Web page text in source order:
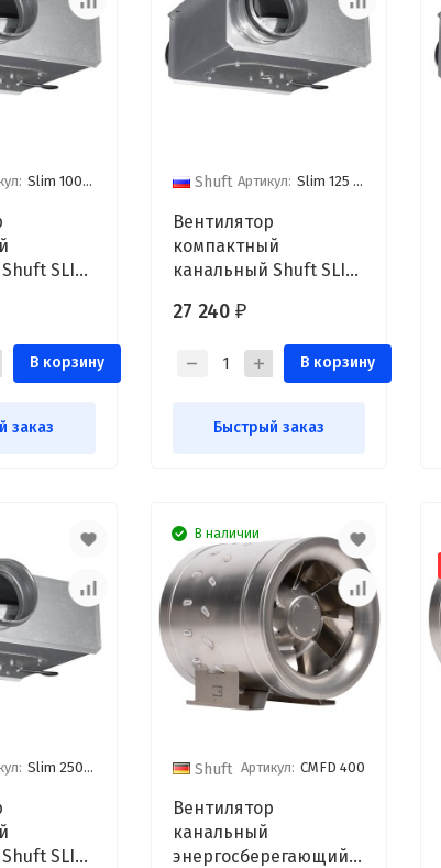
Slim 100 vim
SLIM
В корзину
заказ
Shuft Артикул: Slim 125 vim
Вентилятор
компактный
канальный Shuft SLIM
27 240 ₽
В корзину
Быстрый заказ
Slim 250 vim
SLIM
В наличии
Shuft Артикул: CMFD 400
Вентилятор
канальный
энергосберегающий